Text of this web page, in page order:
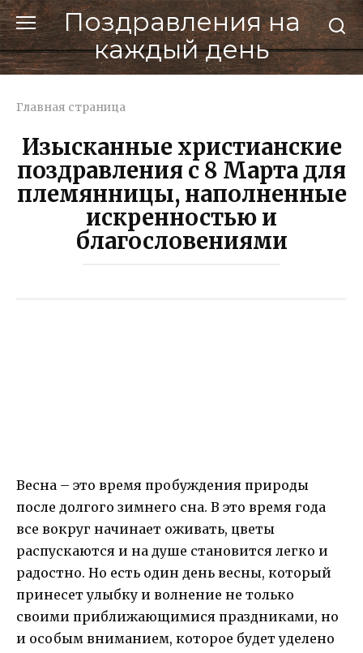
Перейти
к
контенту
Поздравления на
каждый день
Главная страница
Изысканные христианские
поздравления с 8 Марта для
племянницы, наполненные
искренностью и
благословениями
Весна – это время пробуждения природы
после долгого зимнего сна. В это время года
все вокруг начинает оживать, цветы
распускаются и на душе становится легко и
радостно. Но есть один день весны, который
принесет улыбку и волнение не только
своими приближающимися праздниками, но
и особым вниманием, которое будет уделено